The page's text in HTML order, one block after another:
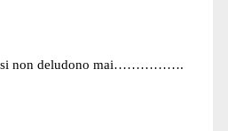
non deludono mai…………….